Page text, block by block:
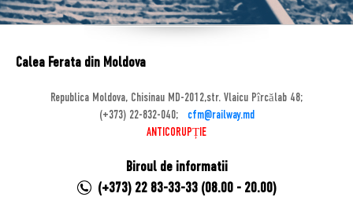
Calea Ferata din Moldova
Republica Moldova, Chisinau MD-2012,str. Vlaicu Pîrcălab 48;
(+373) 22-832-040;
cfm@railway.md
ANTICORUPȚIE
Biroul de informatii
(+373) 22 83-33-33 (08.00 - 20.00)